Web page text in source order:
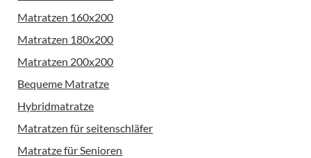
Matratzen 160x200
Matratzen 180x200
Matratzen 200x200
Bequeme Matratze
Hybridmatratze
Matratzen für seitenschläfer
Matratze für Senioren